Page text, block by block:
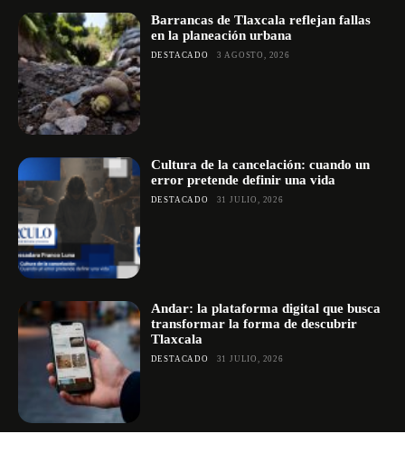
Barrancas de Tlaxcala reflejan fallas
en la planeación urbana
DESTACADO 3 AGOSTO, 2026
Cultura de la cancelación: cuando un
error pretende definir una vida
DESTACADO 31 JULIO, 2026
Andar: la plataforma digital que busca
transformar la forma de descubrir
Tlaxcala
DESTACADO 31 JULIO, 2026